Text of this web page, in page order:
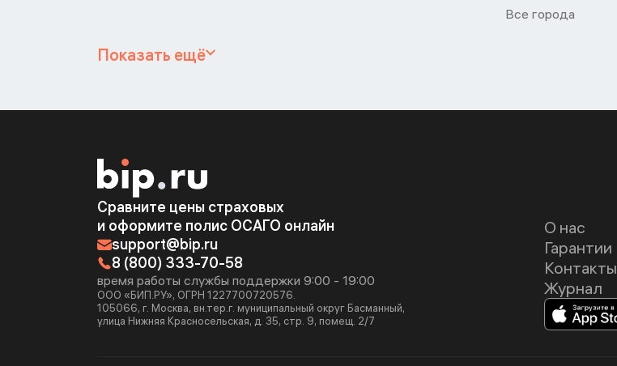
Все города
Показать ещё
Сравните цены страховых
и оформите полис ОСАГО онлайн
support@bip.ru
8 (800) 333-70-58
время работы службы поддержки 9:00 - 19:00
ООО «БИП.РУ», ОГРН 1227700720576.
105066, г. Москва, вн.тер.г. муниципальный округ Басманный,
улица Нижняя Красносельская, д. 35, стр. 9, помещ. 2/7
О нас
Гарантии
Контакты
Журнал